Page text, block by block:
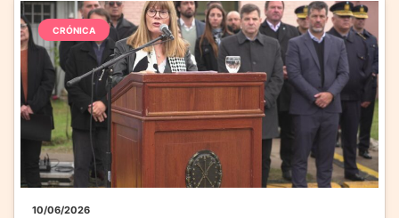
CRÓNICA
10/06/2026